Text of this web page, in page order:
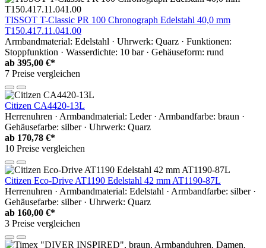
TISSOT T-Classic PR 100 Chronograph Edelstahl 40,0 mm
T150.417.11.041.00
Armbandmaterial: Edelstahl · Uhrwerk: Quarz · Funktionen:
Stoppfunktion · Wasserdichte: 10 bar · Gehäuseform: rund
ab 395,00 €*
7 Preise vergleichen
Citizen CA4420-13L
Herrenuhren · Armbandmaterial: Leder · Armbandfarbe: braun ·
Gehäusefarbe: silber · Uhrwerk: Quarz
ab 170,78 €*
10 Preise vergleichen
Citizen Eco-Drive AT1190 Edelstahl 42 mm AT1190-87L
Herrenuhren · Armbandmaterial: Edelstahl · Armbandfarbe: silber ·
Gehäusefarbe: silber · Uhrwerk: Quarz
ab 160,00 €*
3 Preise vergleichen